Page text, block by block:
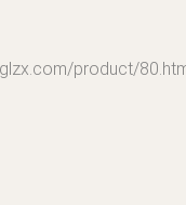
product/